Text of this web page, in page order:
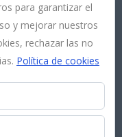
para garantizar el
y mejorar nuestros
rechazar las no
Política de cookies